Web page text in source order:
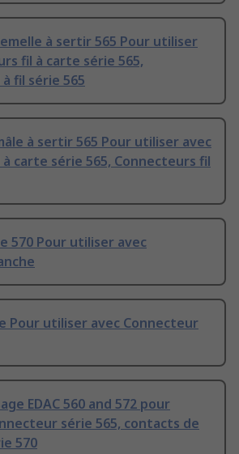
à sertir 565 Pour utiliser
fil à carte série 565,
fil série 565
à sertir 565 Pour utiliser avec
carte série 565, Connecteurs fil
570 Pour utiliser avec
Pour utiliser avec Connecteur
EDAC 560 and 572 pour
série 565, contacts de
570